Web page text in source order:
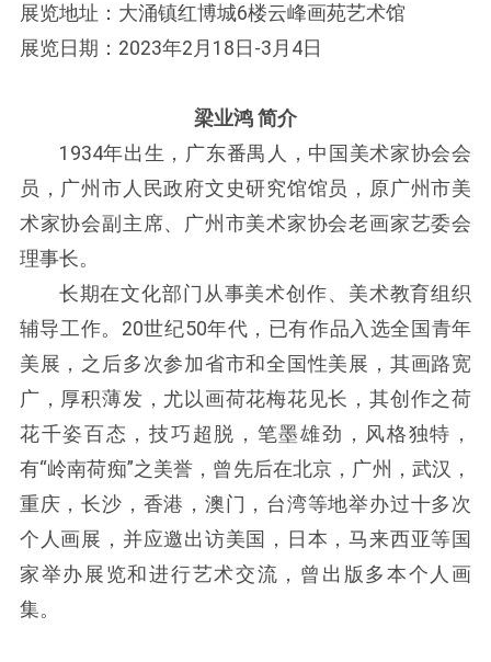
展览地址：大涌镇红博城6楼云峰画苑艺术馆
展览日期：2023年2月18日-3月4日
梁业鸿 简介
1934年出生，广东番禺人，中国美术家协会会
员，广州市人民政府文史研究馆馆员，原广州市美
术家协会副主席、广州市美术家协会老画家艺委会
理事长。
长期在文化部门从事美术创作、美术教育组织
辅导工作。20世纪50年代，已有作品入选全国青年
美展，之后多次参加省市和全国性美展，其画路宽
广，厚积薄发，尤以画荷花梅花见长，其创作之荷
花千姿百态，技巧超脱，笔墨雄劲，风格独特，
有“岭南荷痴”之美誉，曾先后在北京，广州，武汉，
重庆，长沙，香港，澳门，台湾等地举办过十多次
个人画展，并应邀出访美国，日本，马来西亚等国
家举办展览和进行艺术交流，曾出版多本个人画
集。